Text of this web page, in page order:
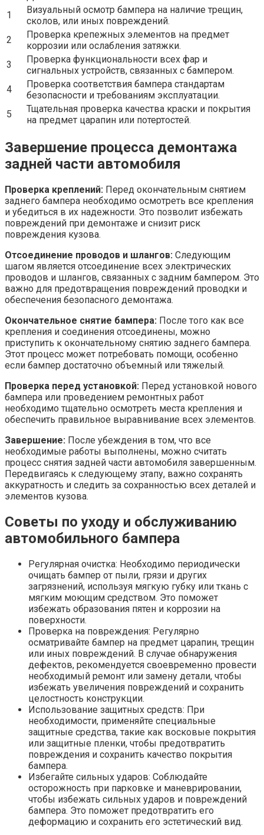
1
Визуальный осмотр бампера на наличие трещин,
сколов, или иных повреждений.
2
Проверка крепежных элементов на предмет
коррозии или ослабления затяжки.
3
Проверка функциональности всех фар и
сигнальных устройств, связанных с бампером.
4
Проверка соответствия бампера стандартам
безопасности и требованиям эксплуатации.
5
Тщательная проверка качества краски и покрытия
на предмет царапин или потертостей.
Завершение процесса демонтажа
задней части автомобиля
Проверка креплений: Перед окончательным снятием
заднего бампера необходимо осмотреть все крепления
и убедиться в их надежности. Это позволит избежать
повреждений при демонтаже и снизит риск
повреждения кузова.
Отсоединение проводов и шлангов: Следующим
шагом является отсоединение всех электрических
проводов и шлангов, связанных с задним бампером. Это
важно для предотвращения повреждений проводки и
обеспечения безопасного демонтажа.
Окончательное снятие бампера: После того как все
крепления и соединения отсоединены, можно
приступить к окончательному снятию заднего бампера.
Этот процесс может потребовать помощи, особенно
если бампер достаточно объемный или тяжелый.
Проверка перед установкой: Перед установкой нового
бампера или проведением ремонтных работ
необходимо тщательно осмотреть места крепления и
обеспечить правильное выравнивание всех элементов.
Завершение: После убеждения в том, что все
необходимые работы выполнены, можно считать
процесс снятия задней части автомобиля завершенным.
Передвигаясь к следующему этапу, важно сохранять
аккуратность и следить за сохранностью всех деталей и
элементов кузова.
Советы по уходу и обслуживанию
автомобильного бампера
Регулярная очистка: Необходимо периодически
очищать бампер от пыли, грязи и других
загрязнений, используя мягкую губку или ткань с
мягким моющим средством. Это поможет
избежать образования пятен и коррозии на
поверхности.
Проверка на повреждения: Регулярно
осматривайте бампер на предмет царапин, трещин
или иных повреждений. В случае обнаружения
дефектов, рекомендуется своевременно провести
необходимый ремонт или замену детали, чтобы
избежать увеличения повреждений и сохранить
целостность конструкции.
Использование защитных средств: При
необходимости, применяйте специальные
защитные средства, такие как восковые покрытия
или защитные пленки, чтобы предотвратить
повреждения и сохранить качество покрытия
бампера.
Избегайте сильных ударов: Соблюдайте
осторожность при парковке и маневрировании,
чтобы избежать сильных ударов и повреждений
бампера. Это поможет предотвратить его
деформацию и сохранить его эстетический вид.